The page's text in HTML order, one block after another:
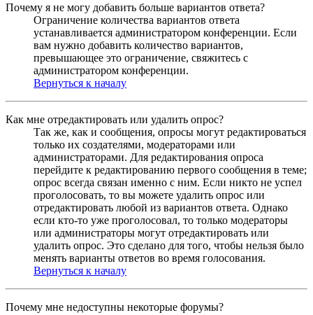
Почему я не могу добавить больше вариантов ответа?
Ограничение количества вариантов ответа
устанавливается администратором конференции. Если
вам нужно добавить количество вариантов,
превышающее это ограничение, свяжитесь с
администратором конференции.
Вернуться к началу
Как мне отредактировать или удалить опрос?
Так же, как и сообщения, опросы могут редактироваться
только их создателями, модераторами или
администраторами. Для редактирования опроса
перейдите к редактированию первого сообщения в теме;
опрос всегда связан именно с ним. Если никто не успел
проголосовать, то вы можете удалить опрос или
отредактировать любой из вариантов ответа. Однако
если кто-то уже проголосовал, то только модераторы
или администраторы могут отредактировать или
удалить опрос. Это сделано для того, чтобы нельзя было
менять варианты ответов во время голосования.
Вернуться к началу
Почему мне недоступны некоторые форумы?